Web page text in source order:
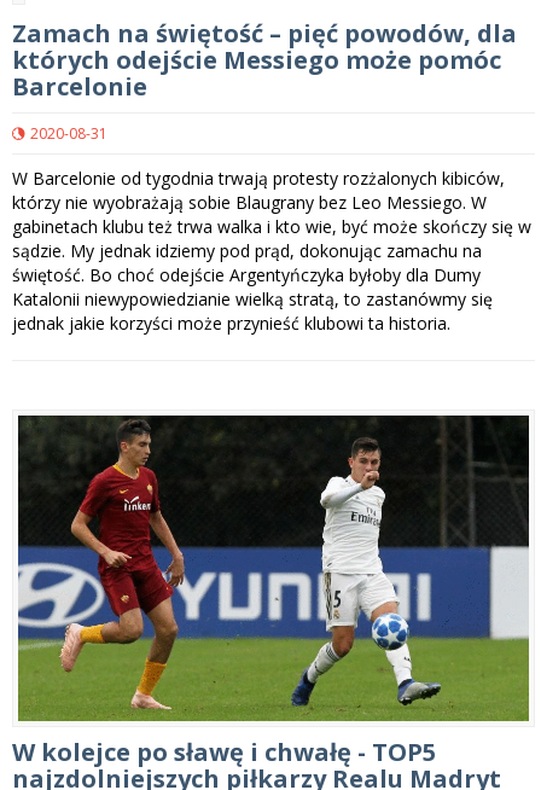
Zamach na świętość – pięć powodów, dla
których odejście Messiego może pomóc
Barcelonie
2020-08-31
W Barcelonie od tygodnia trwają protesty rozżalonych kibiców,
którzy nie wyobrażają sobie Blaugrany bez Leo Messiego. W
gabinetach klubu też trwa walka i kto wie, być może skończy się w
sądzie. My jednak idziemy pod prąd, dokonując zamachu na
świętość. Bo choć odejście Argentyńczyka byłoby dla Dumy
Katalonii niewypowiedzianie wielką stratą, to zastanówmy się
jednak jakie korzyści może przynieść klubowi ta historia.
W kolejce po sławę i chwałę - TOP5
najzdolniejszych piłkarzy Realu Madryt